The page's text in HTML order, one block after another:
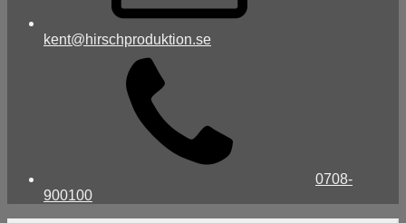
kent@hirschproduktion.se
0708-
900100